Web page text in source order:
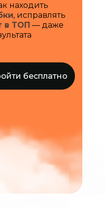
находить
, исправлять
в ТОП — даже
бесплатно